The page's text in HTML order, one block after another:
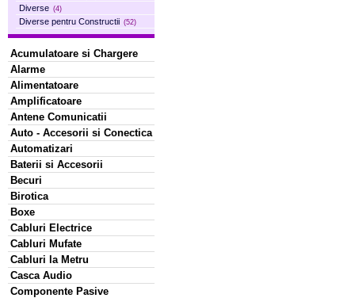
Diverse (4)
Diverse pentru Constructii (52)
Acumulatoare si Chargere
Alarme
Alimentatoare
Amplificatoare
Antene Comunicatii
Auto - Accesorii si Conectica
Automatizari
Baterii si Accesorii
Becuri
Birotica
Boxe
Cabluri Electrice
Cabluri Mufate
Cabluri la Metru
Casca Audio
Componente Pasive